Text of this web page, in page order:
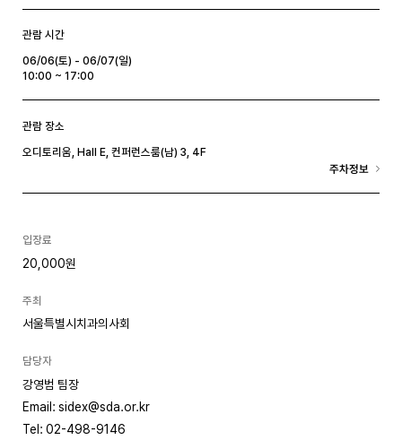
관람 시간
06/06(토) - 06/07(일)
10:00 ~ 17:00
관람 장소
오디토리움, Hall E, 컨퍼런스룸(남) 3, 4F
주차정보
입장료
20,000원
주최
서울특별시치과의사회
담당자
강영범 팀장
Email: sidex@sda.or.kr
Tel: 02-498-9146